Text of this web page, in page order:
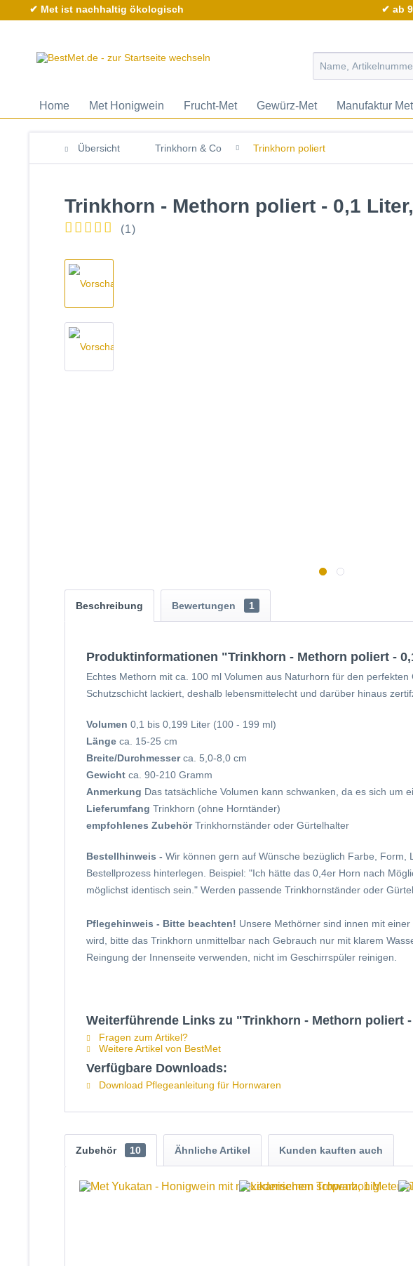
✔ Met ist nachhaltig ökologisch ✔ ab
Home Met Honigwein Frucht-Met Gewürz-Met Manufaktur Met
Übersicht Trinkhorn & Co Trinkhorn poliert
Trinkhorn - Methorn poliert - 0,1
(1)
Beschreibung Bewertungen 1
Produktinformationen "Trinkhorn - Methorn poliert -
Echtes Methorn mit ca. 100 ml Volumen aus Naturhorn für den
Schutzschicht lackiert, deshalb lebensmittelecht und darüber hinaus
Volumen 0,1 bis 0,199 Liter (100 - 199 ml)
Länge ca. 15-25 cm
Breite/Durchmesserca. 5,0-8,0 cm
Gewicht ca. 90-210 Gramm
Anmerkung Das tatsächliche Volumen kann schwanken, da es sich um
Lieferumfang Trinkhorn (ohne Horntänder)
empfohlenes ZubehörTrinkhornständer oder Gürtelhalter
Bestellhinweis - Wir können gern auf Wünsche bezüglich Farbe,
Bestellprozess hinterlegen. Beispiel: "Ich hätte das 0,4er Horn nach
möglichst identisch sein." Werden passende Trinkhornständer oder
Pflegehinweis - Bitte beachten! Unsere Methörner sind innen mit
wird, bitte das Trinkhorn unmittelbar nach Gebrauch nur mit klarem
Reingung der Innenseite verwenden, nicht im Geschirrspüler reinigen.
Weiterführende Links zu "Trinkhorn - Methorn poliert
Fragen zum Artikel?
Weitere Artikel von BestMet
Verfügbare Downloads:
Download Pflegeanleitung für Hornwaren
Zubehör 10 Ähnliche Artikel Kunden kauften auch